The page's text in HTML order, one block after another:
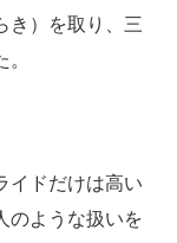
き）を取り、三
イドだけは高い
のような扱いを